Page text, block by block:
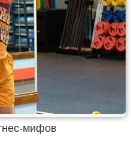
мифов